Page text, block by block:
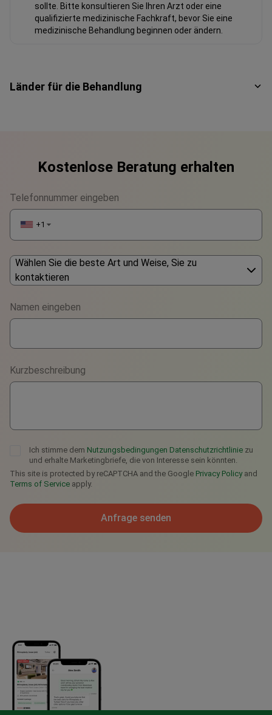
sollte. Bitte konsultieren Sie Ihren Arzt oder eine
qualifizierte medizinische Fachkraft, bevor Sie eine
medizinische Behandlung beginnen oder ändern.
Länder für die Behandlung
Kostenlose Beratung erhalten
Telefonnummer eingeben
+1 ▼
Wählen Sie die beste Art und Weise, Sie zu
kontaktieren
WhatsApp
Viber
Telegram
Namen eingeben
Kurzbeschreibung
Ich stimme dem Nutzungsbedingungen Datenschutzrichtlinie zu
und erhalte Marketingbriefe, die von Interesse sein könnten.
This site is protected by reCAPTCHA and the Google Privacy Policyand
Terms of Service apply.
Anfrage senden